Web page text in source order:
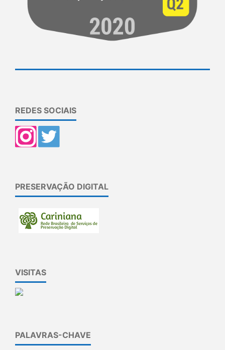
REDES SOCIAIS
PRESERVAÇÃO DIGITAL
VISITAS
PALAVRAS-CHAVE